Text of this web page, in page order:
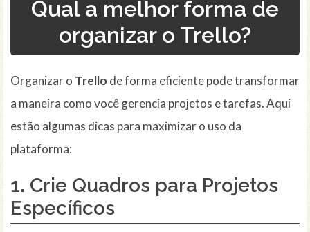
Qual a melhor forma de
organizar o Trello?
Organizar o Trello de forma eficiente pode transformar
a maneira como você gerencia projetos e tarefas. Aqui
estão algumas dicas para maximizar o uso da
plataforma:
1. Crie Quadros para Projetos
Específicos